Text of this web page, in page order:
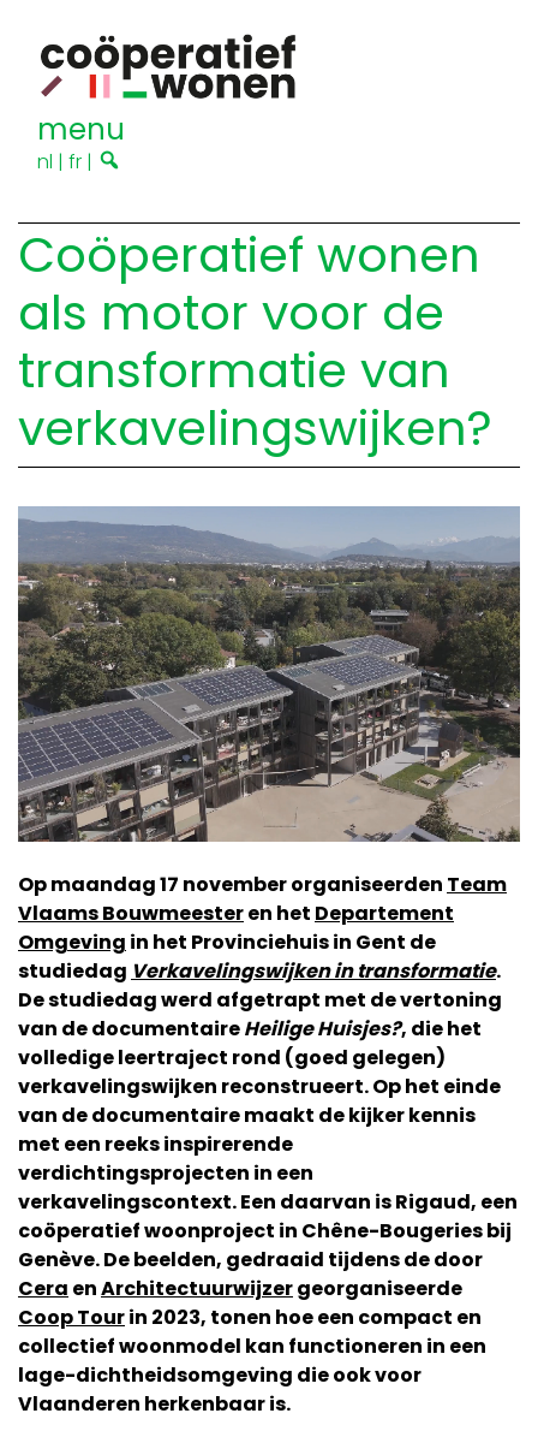
menu
nl | fr |
Coöperatief wonen
als motor voor de
transformatie van
verkavelingswijken?
Op maandag 17 november organiseerden Team
Vlaams Bouwmeesteren het Departement
Omgeving in het Provinciehuis in Gent de
studiedag Verkavelingswijken in transformatie.
De studiedag werd afgetrapt met de vertoning
van de documentaireHeilige Huisjes?, die het
volledige leertraject rond (goed gelegen)
verkavelingswijken reconstrueert. Op het einde
van de documentaire maakt de kijker kennis
met een reeks inspirerende
verdichtingsprojecten in een
verkavelingscontext. Een daarvan is Rigaud, een
coöperatief woonproject in Chêne-Bougeries bij
Genève. De beelden, gedraaid tijdens de door
Cera enArchitectuurwijzergeorganiseerde
Coop Tourin 2023, tonen hoe een compact en
collectief woonmodel kan functioneren in een
lage-dichtheidsomgeving die ook voor
Vlaanderen herkenbaar is.